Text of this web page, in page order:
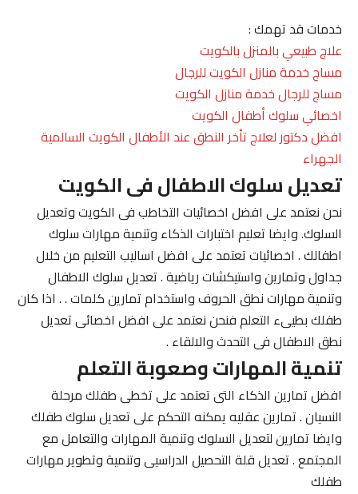
خدمات قد تهمك :
علاج طبيعي بالمنزل بالكويت
مساج خدمة منازل الكويت للرجال
مساج للرجال خدمة منازل الكويت
اخصائي سلوك أطفال الكويت
افضل دكتور لعلاج تأخر النطق عند الأطفال الكويت السالمية
الجهراء
تعديل سلوك الاطفال فى الكويت
نحن نعتمد على افضل اخصائيات التخاطب فى الكويت وتعديل
السلوك. وايضا تعليم اختبارات الذكاء وتنمية مهارات سلوك
اطفالك . اخصائيات تعتمد على افضل اساليب التعليم من خلال
جداول وتمارين واستيكشات رياضية . تعديل سلوك الاطفال
وتنمية مهارات نطق الحروف واستخدام تمارين كلمات . . اذا كان
طفلك بطيىء التعلم فنحن نعتمد على افضل اخصائى تعديل
نطق الاطفال فى التحدث والالقاء .
تنمية المهارات وصعوبة التعلم
افضل تمارين الذكاء التى تعتمد على تخطى طفلك مرحلة
النسيان . تمارين عقليه يمكنه التحكم على تعديل سلوك طفلك
وايضا تمارين لتعديل السلوك وتنمية المهارات والتعامل مع
المجتمع . تعديل قلة التحصيل الدراسيى وتنمية وتطوير مهارات
طفلك